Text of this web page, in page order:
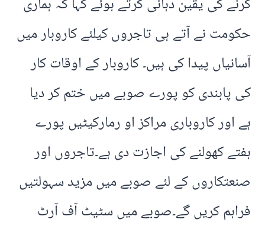
کرنے کی یقین دہانی کرتے ہوئے کہا کہ ہماری
حکومت نے آتے ہی تاجروں کیلئے کاروبار میں
آسانیاں پیدا کی ہیں۔ کاروبار کے اوقات کار
کی پابندی کو پورے صوبے میں ختم کر دیا
ہے اور کاروباری مراکز او رمارکیٹیں پورے
ہفتے کھولنے کی اجازت دی ہے۔تاجروں اور
صنعتکاروں کے لئے صوبے میں مزید سہولتیں
فراہم کریں گے۔صوبے میں سٹیٹ آف آرٹ